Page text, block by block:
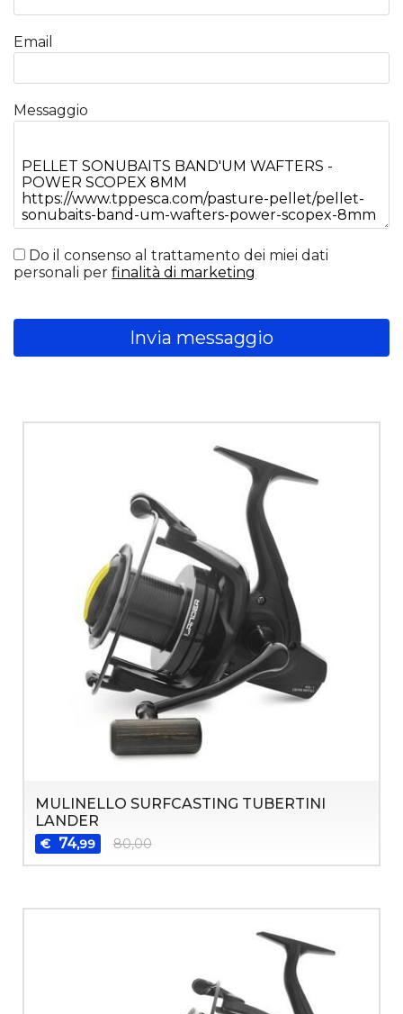
Email
Messaggio
Do il consenso al trattamento dei miei dati
personali perfinalità di marketing
Invia messaggio
MULINELLO SURFCASTING TUBERTINI
LANDER
€ 74,99 80,00